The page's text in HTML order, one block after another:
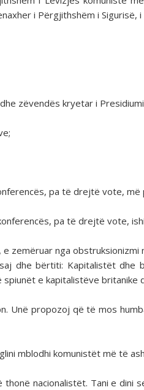
i Përgjithshëm i Sigurisë,
zëvendës kryetar i
pa të drejtë vote, më
pa të drejtë vote,
zemëruar nga
dhe bërtiti: Kapitalistët dhe
e kapitalistëve britanike
Unë propozoj që të mos
mblodhi komunistët më të
nacionalistët. Tani e dini